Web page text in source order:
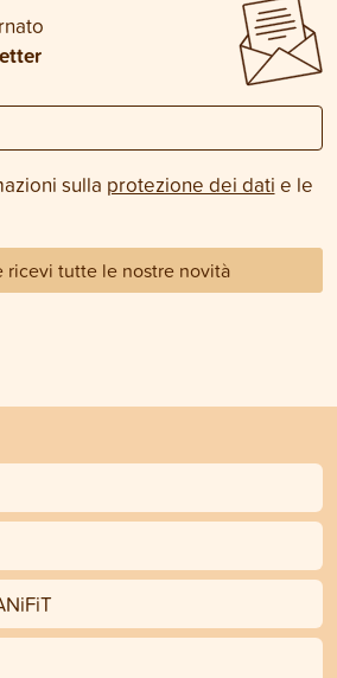
sulla protezione dei dati e le
ricevi tutte le nostre novità